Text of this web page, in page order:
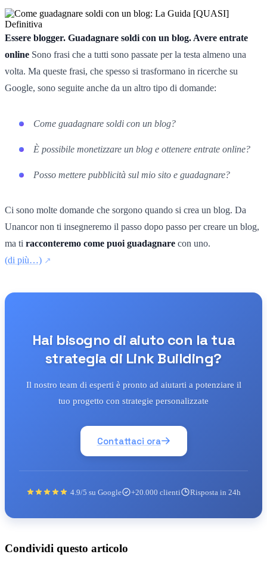
Essere blogger. Guadagnare soldi con un blog. Avere entrate
online Sono frasi che a tutti sono passate per la testa almeno una
volta. Ma queste frasi, che spesso si trasformano in ricerche su
Google, sono seguite anche da un altro tipo di domande:
Come guadagnare soldi con un blog?
È possibile monetizzare un blog e ottenere entrate online?
Posso mettere pubblicità sul mio sito e guadagnare?
Ci sono molte domande che sorgono quando si crea un blog. Da
Unancor non ti insegneremo il passo dopo passo per creare un blog,
ma ti racconteremo come puoi guadagnare con uno.
(di più…)
Hai bisogno di aiuto con la tua
strategia di Link Building?
Il nostro team di esperti è pronto ad aiutarti a potenziare il
tuo progetto con strategie personalizzate
Contattaci ora
4.9/5 su Google +20.000 clienti Risposta in 24h
Condividi questo articolo